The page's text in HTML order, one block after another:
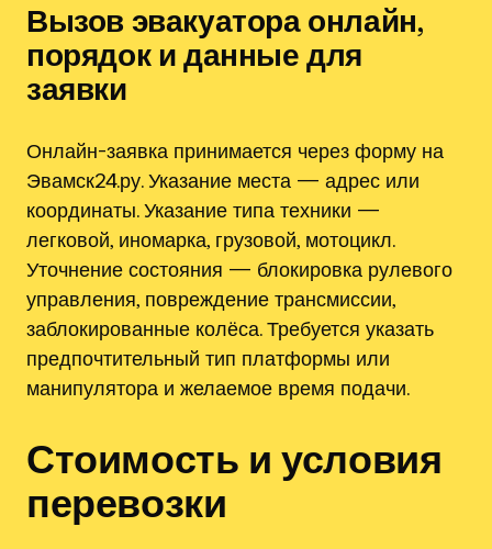
Вызов эвакуатора онлайн,
порядок и данные для
заявки
Онлайн-заявка принимается через форму на
Эвамск24.ру. Указание места — адрес или
координаты. Указание типа техники —
легковой, иномарка, грузовой, мотоцикл.
Уточнение состояния — блокировка рулевого
управления, повреждение трансмиссии,
заблокированные колёса. Требуется указать
предпочтительный тип платформы или
манипулятора и желаемое время подачи.
Стоимость и условия
перевозки